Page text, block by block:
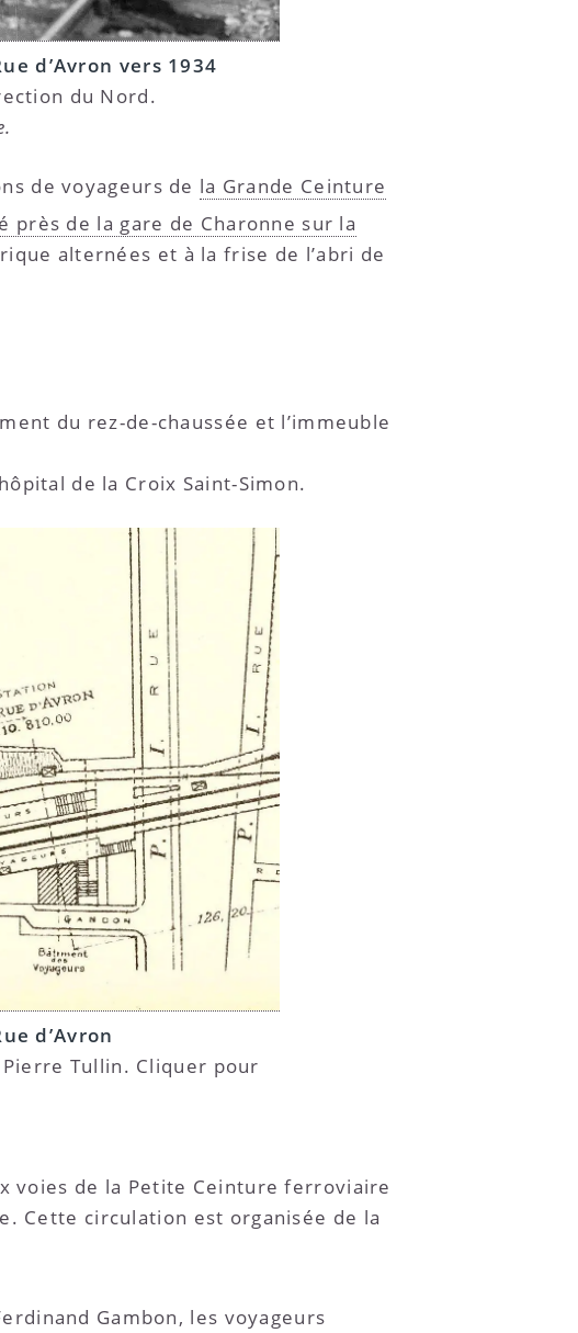
d’Avron vers 1934
du Nord.
de voyageurs de la Grande Ceinture
de la gare de Charonne sur la
alternées et à la frise de l’abri de
du rez-de-chaussée et l’immeuble
de la Croix Saint-Simon.
d’Avron
Tullin. Cliquer pour
voies de la Petite Ceinture ferroviaire
Cette circulation est organisée de la
Gambon, les voyageurs